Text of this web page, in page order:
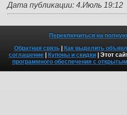
Дата публикации: 4.Июль 19:12
Переключиться на
Обратная связь| Как выделить
соглашение | Купоны и скидки | Этот
программного обеспечения с